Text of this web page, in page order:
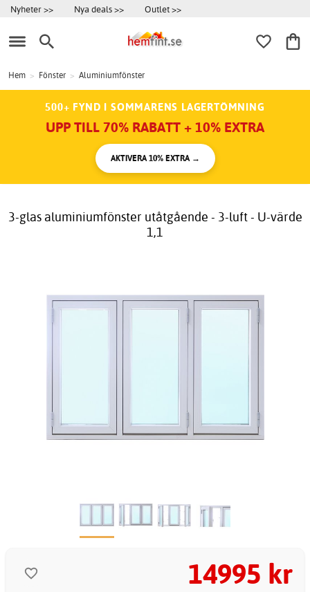
Nyheter >> Nya deals >> Outlet >>
Hem > Fönster > Aluminiumfönster
500+ FYND I SOMMARENS LAGERTÖMNING
UPP TILL 70% RABATT + 10% EXTRA
AKTIVERA 10% EXTRA →
3-glas aluminiumfönster utåtgående - 3-luft - U-värde
1,1
14995 kr